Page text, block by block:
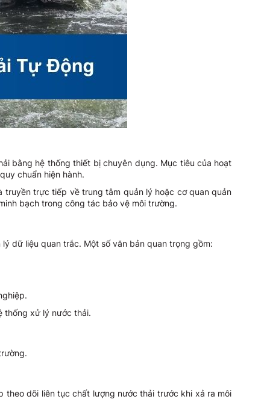
bằng hệ thống thiết bị chuyên dụng. Mục tiêu của hoạt
chuẩn hiện hành.
trực tiếp về trung tâm quản lý hoặc cơ quan quản
bạch trong công tác bảo vệ môi trường.
dữ liệu quan trắc. Một số văn bản quan trọng gồm:
thống xử lý nước thải.
dõi liên tục chất lượng nước thải trước khi xả ra môi